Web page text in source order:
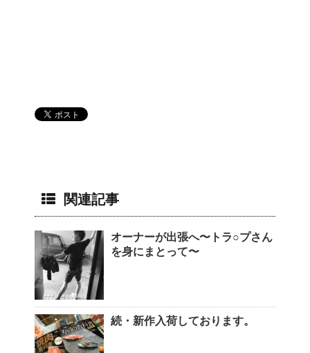
関連記事
オーナーが出張へ〜トラ○プさん
を身にまとって〜
続・新作入荷しております。